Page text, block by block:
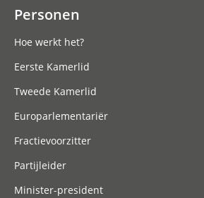
Personen
Hoe werkt het?
Eerste Kamerlid
Tweede Kamerlid
Europarlementariër
Fractievoorzitter
Partijleider
Minister-president